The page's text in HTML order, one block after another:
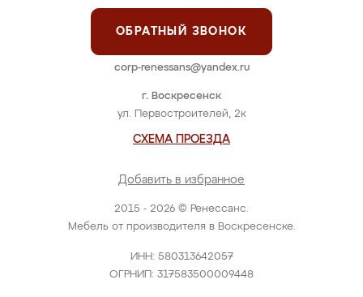
2015 - 2026 © Ренессанс.
Мебель от производителя в Воскресенске.
ИНН: 580313642057
ОГРНИП: 317583500009448
г. Воскресенск
ул. Первостроителей, 2к
СХЕМА ПРОЕЗДА
Добавить в избранное
ОБРАТНЫЙ ЗВОНОК
corp-renessans@yandex.ru